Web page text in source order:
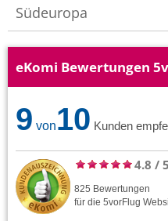
Südeuropa
eKomi Bewertungen
9 von10 Kunden
4.8 / 5
825 Bewertungen
für die 5vorFlug